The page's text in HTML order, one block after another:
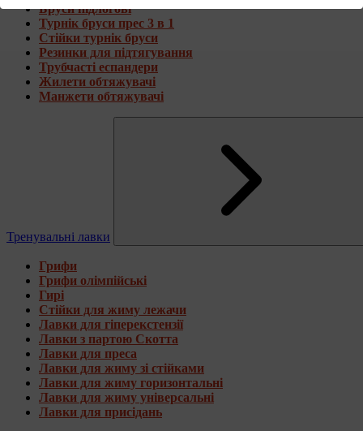
Бруси підлогові
Турнік бруси прес 3 в 1
Стійки турнік бруси
Резинки для підтягування
Трубчасті еспандери
Жилети обтяжувачі
Манжети обтяжувачі
Тренувальні лавки
Грифи
Грифи олімпійські
Гирі
Стійки для жиму лежачи
Лавки для гіперекстензії
Лавки з партою Скотта
Лавки для преса
Лавки для жиму зі стійками
Лавки для жиму горизонтальні
Лавки для жиму універсальні
Лавки для присідань